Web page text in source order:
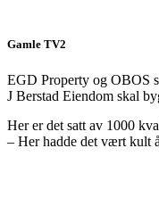
Gamle TV2
EGD Property og OBOS
J Berstad Eiendom skal
Her er det satt av 1000
– Her hadde det vært kult